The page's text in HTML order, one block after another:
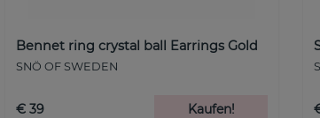
Bennet ring crystal ball Earrings Gold
SNÖ OF SWEDEN
€ 39 Kaufen!